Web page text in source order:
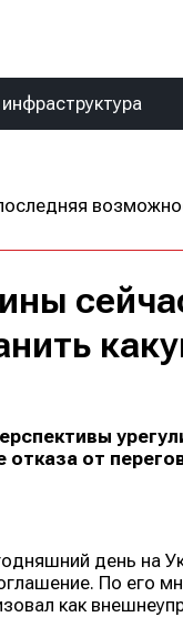
отказа от
день на
По его
как